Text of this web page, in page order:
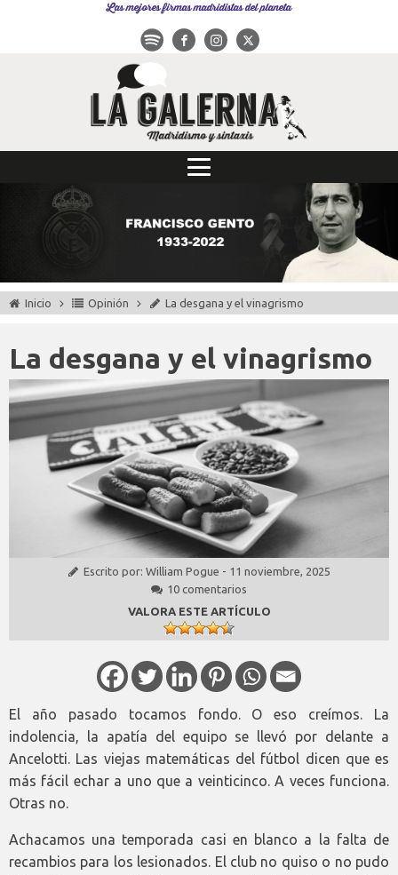
Las mejores firmas madridistas del planeta
Inicio Opinión La desgana y el vinagrismo
La desgana y el vinagrismo
Escrito por: William Pogue - 11 noviembre, 2025
10 comentarios
VALORA ESTE ARTÍCULO
El año pasado tocamos fondo. O eso creímos. La
indolencia, la apatía del equipo se llevó por delante a
Ancelotti. Las viejas matemáticas del fútbol dicen que es
más fácil echar a uno que a veinticinco. A veces funciona.
Otras no.
Achacamos una temporada casi en blanco a la falta de
recambios para los lesionados. El club no quiso o no pudo